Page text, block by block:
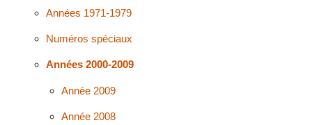
Années 1971-1979
Numéros spéciaux
Années 2000-2009
Année 2009
Année 2008